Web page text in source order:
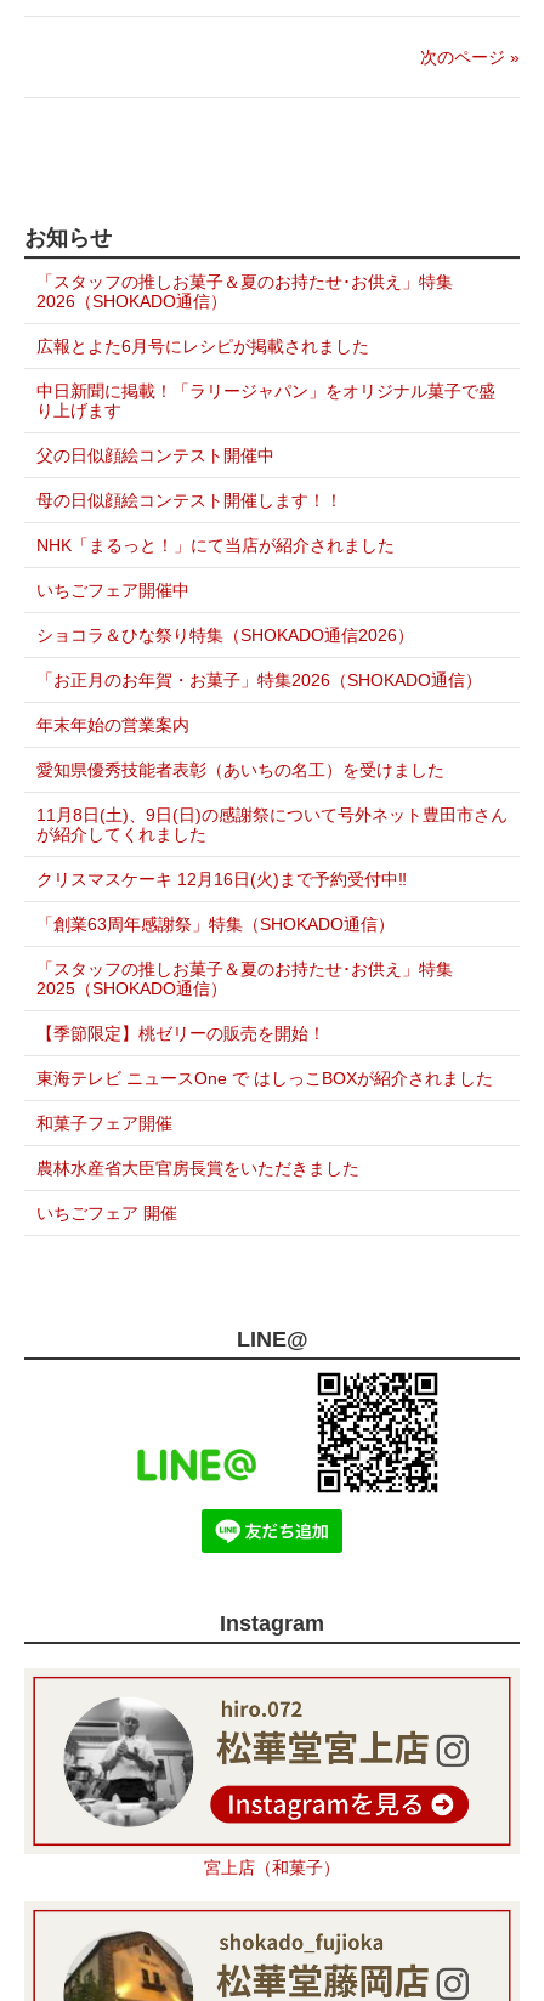
る
る
次のページ »
お知らせ
「スタッフの推しお菓子＆夏のお持たせ･お供え」特集
2026（SHOKADO通信）
広報とよた6月号にレシピが掲載されました
中日新聞に掲載！「ラリージャパン」をオリジナル菓子で盛
り上げます
父の日似顔絵コンテスト開催中
母の日似顔絵コンテスト開催します！！
NHK「まるっと！」にて当店が紹介されました
いちごフェア開催中
ショコラ＆ひな祭り特集（SHOKADO通信2026）
「お正月のお年賀・お菓子」特集2026（SHOKADO通信）
年末年始の営業案内
愛知県優秀技能者表彰（あいちの名工）を受けました
11月8日(土)、9日(日)の感謝祭について号外ネット豊田市さん
が紹介してくれました
クリスマスケーキ 12月16日(火)まで予約受付中‼
「創業63周年感謝祭」特集（SHOKADO通信）
「スタッフの推しお菓子＆夏のお持たせ･お供え」特集
2025（SHOKADO通信）
【季節限定】桃ゼリーの販売を開始！
東海テレビ ニュースOne で はしっこBOXが紹介されました
和菓子フェア開催
農林水産省大臣官房長賞をいただきました
いちごフェア 開催
LINE@
Instagram
宮上店（和菓子）